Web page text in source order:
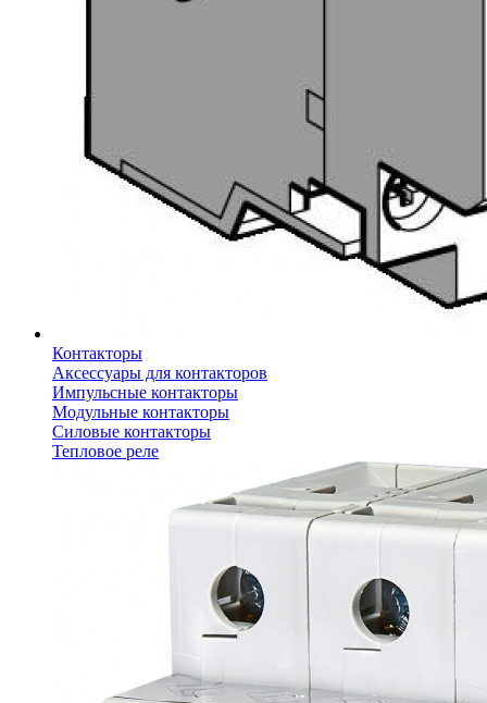
Контакторы
Аксессуары для контакторов
Импульсные контакторы
Модульные контакторы
Силовые контакторы
Тепловое реле